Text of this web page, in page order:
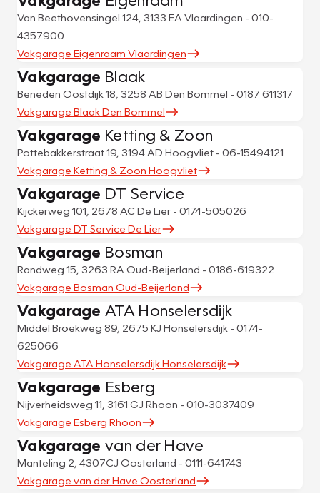
Van Beethovensingel 124, 3133 EA Vlaardingen - 010-
4357900
Vakgarage Eigenraam Vlaardingen
Vakgarage Blaak
Beneden Oostdijk 18, 3258 AB Den Bommel - 0187 611317
Vakgarage Blaak Den Bommel
Vakgarage Ketting & Zoon
Pottebakkerstraat 19, 3194 AD Hoogvliet - 06-15494121
Vakgarage Ketting & Zoon Hoogvliet
Vakgarage DT Service
Kijckerweg 101, 2678 AC De Lier - 0174-505026
Vakgarage DT Service De Lier
Vakgarage Bosman
Randweg 15, 3263 RA Oud-Beijerland - 0186-619322
Vakgarage Bosman Oud-Beijerland
Vakgarage ATA Honselersdijk
Middel Broekweg 89, 2675 KJ Honselersdijk - 0174-
625066
Vakgarage ATA Honselersdijk Honselersdijk
Vakgarage Esberg
Nijverheidsweg 11, 3161 GJ Rhoon - 010-3037409
Vakgarage Esberg Rhoon
Vakgarage van der Have
Manteling 2, 4307CJ Oosterland - 0111-641743
Vakgarage van der Have Oosterland